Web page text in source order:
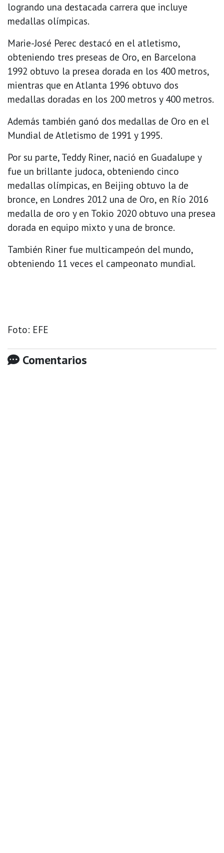
logrando una destacada carrera que incluye
medallas olímpicas.
Marie-José Perec destacó en el atletismo,
obteniendo tres preseas de Oro, en Barcelona
1992 obtuvo la presea dorada en los 400 metros,
mientras que en Atlanta 1996 obtuvo dos
medallas doradas en los 200 metros y 400 metros.
Además también ganó dos medallas de Oro en el
Mundial de Atletismo de 1991 y 1995.
Por su parte, Teddy Riner, nació en Guadalupe y
fue un brillante judoca, obteniendo cinco
medallas olímpicas, en Beijing obtuvo la de
bronce, en Londres 2012 una de Oro, en Río 2016
medalla de oro y en Tokio 2020 obtuvo una presea
dorada en equipo mixto y una de bronce.
También Riner fue multicampeón del mundo,
obteniendo 11 veces el campeonato mundial.
Foto: EFE
Comentarios